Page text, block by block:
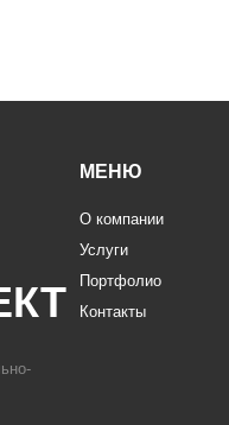
МЕНЮ
О компании
Услуги
Портфолио
Контакты